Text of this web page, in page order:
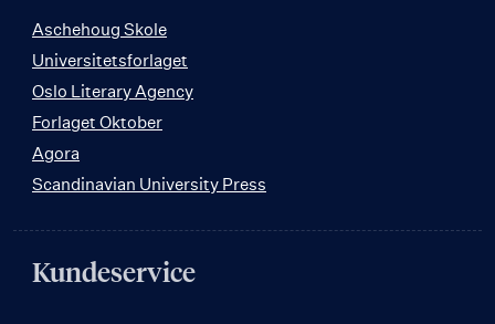
Aschehoug Skole
Universitetsforlaget
Oslo Literary Agency
Forlaget Oktober
Agora
Scandinavian University Press
Kundeservice